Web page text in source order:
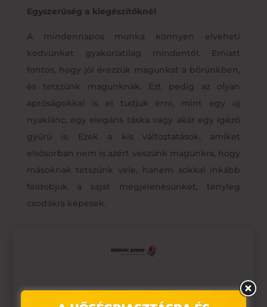
Egyszerűség a kiegészítőknél
A mindennapos munka könnyen elveheti
kedvünket gyakorlatilag mindentől. Emiatt
fontos, hogy jól érezzük magunkat a bőrünkben,
és tetszünk magunknak. Ezt pedig az olyan
apróságokkal is el tudjuk érni, mint egy új
nyaklánc, egy elegáns táska vagy akár egy igéző
gyűrű is. Ezek a kis változtatások, amiket
elsősorban nem is azért veszünk magunkra, hogy
másoknak tetszünk vele, hanem sokkal inkább
feldobjuk a saját megjelenésünket, tényleg
csodákra képesek.
smink a leghasznosabb. Akár munkába indulunk
reggel, akár egy jól megérdemelt buliba vagy